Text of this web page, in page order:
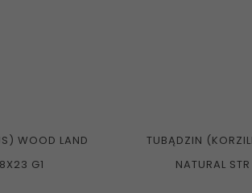
WOOD LAND
G1
TUBĄDZIN
NATURAL